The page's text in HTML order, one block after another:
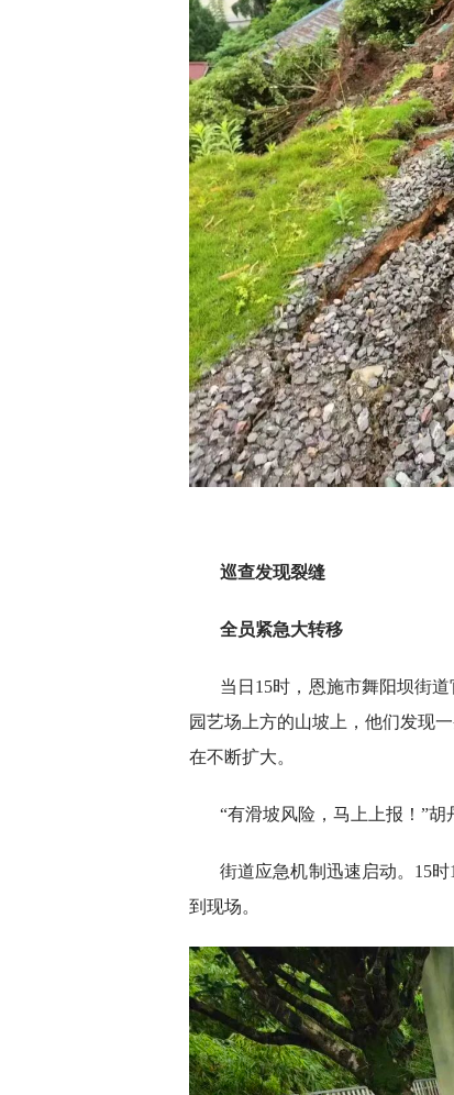
巡查发现裂缝
全员紧急大转移
当日15时，恩施市舞阳坝街
园艺场上方的山坡上，他们发现
在不断扩大。
“有滑坡风险，马上上报！”胡
街道应急机制迅速启动。15
到现场。